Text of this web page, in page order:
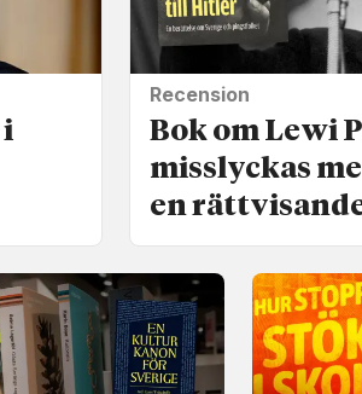
i
Recension
Bok om Lewi
misslyckas
en